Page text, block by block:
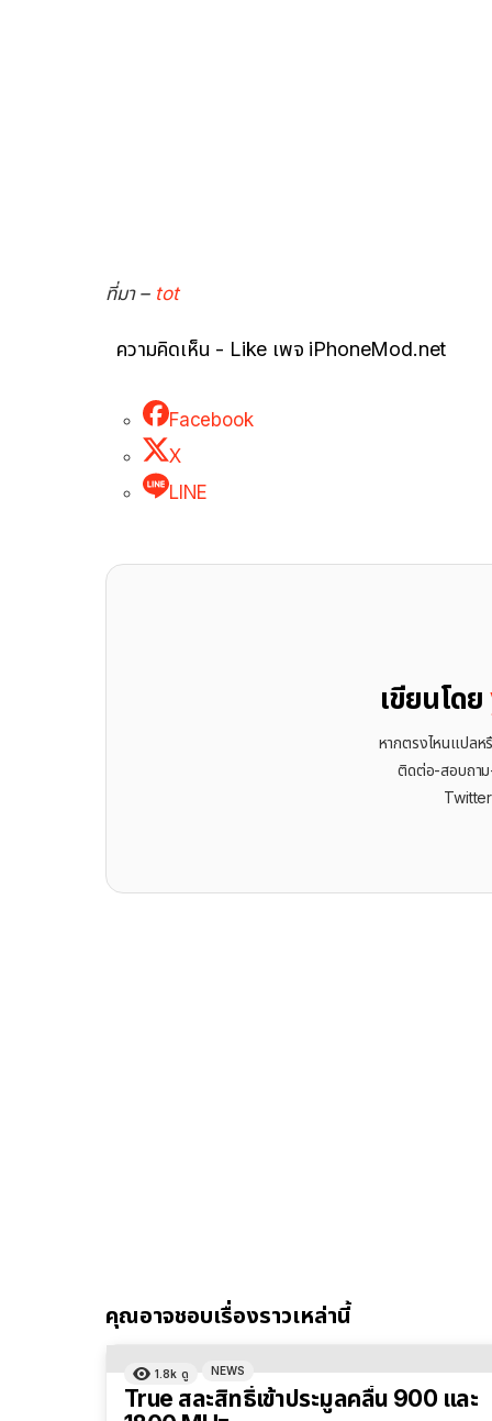
ที่มา – tot
ความคิดเห็น - Like เพจ iPhoneMod.net
Facebook
X
LINE
เขียนโดย
หากตรงไหนแปลห
ติดต่อ-สอบถา
คุณอาจชอบเรื่องราวเหล่านี้
1.8k ดู NEWS
True สละสิทธิ์เข้าประมูลคลื่น 900 และ